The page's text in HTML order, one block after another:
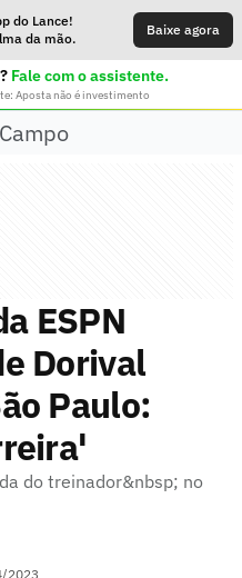
do Lance!
da mão.
Baixe agora
Fale com o assistente.
Aposta não é investimento
ESPN
Dorival
Paulo:
do treinador&nbsp; no
2023